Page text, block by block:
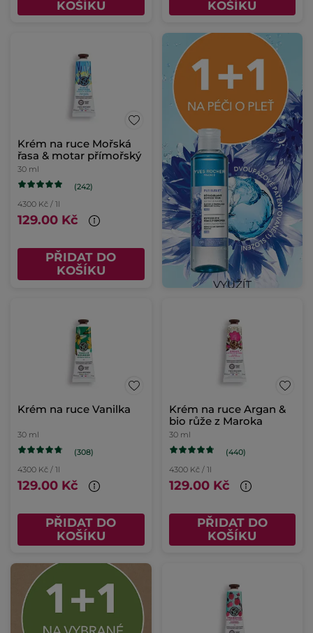
KOŠÍKU
KOŠÍKU
Krém na ruce Mořská
řasa & motar přímořský
30 ml
(242)
4300 Kč / 1l
129.00 Kč
PŘIDAT DO
KOŠÍKU
Krém na ruce Vanilka
30 ml
(308)
4300 Kč / 1l
129.00 Kč
PŘIDAT DO
KOŠÍKU
Krém na ruce Argan &
bio růže z Maroka
30 ml
(440)
4300 Kč / 1l
129.00 Kč
PŘIDAT DO
KOŠÍKU